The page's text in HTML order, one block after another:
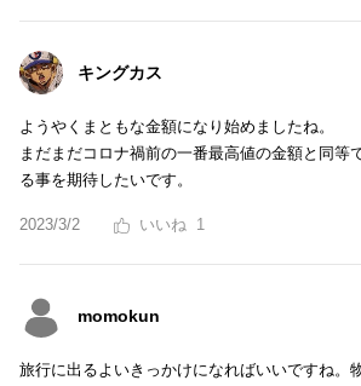
キングカス
ようやくまともな金額になり始めましたね。
まだまだコロナ禍前の一番最高値の金額と同等
る事を期待したいです。
2023/3/2 1
momokun
旅行に出るよいきっかけになればいいですね。